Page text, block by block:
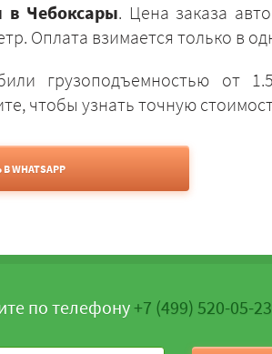
в Чебоксары. Цена заказа
Оплата взимается только в
грузоподъемностью от
чтобы узнать точную
WHATSAPP
по телефону+7 (499) 520-05-23